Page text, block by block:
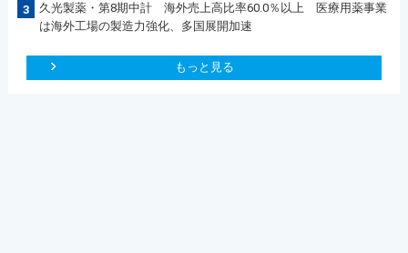
3
久光製薬・第8期中計 海外売上高比率60.0％以上 医療用薬事業
は海外工場の製造力強化、多国展開加速
もっと見る